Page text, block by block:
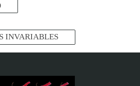
INVARIABLES